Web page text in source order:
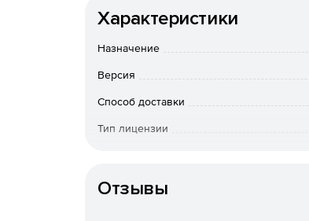
форматов Microsoft Office в каждом
символов, строк и т. д.
приложения и позволяет другим
Характеристики
Назначение
Версия
Способ доставки
Тип лицензии
Отзывы